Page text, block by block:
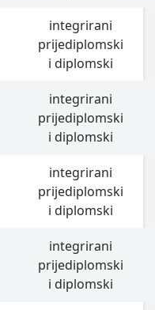
integrirani
prijediplomski
i diplomski
integrirani
prijediplomski
i diplomski
integrirani
prijediplomski
i diplomski
integrirani
prijediplomski
i diplomski